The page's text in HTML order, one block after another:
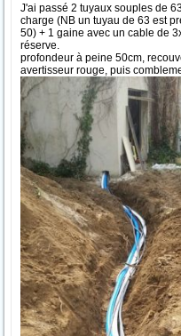
J'ai passé 2 tuyaux souples de
charge (NB un tuyau de 63 est
50) + 1 gaine avec un cable de
réserve.
profondeur à peine 50cm,
avertisseur rouge, puis